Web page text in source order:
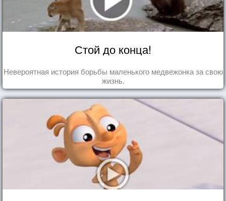
Стой до конца!
Невероятная история борьбы маленького медвежонка за свою
жизнь.